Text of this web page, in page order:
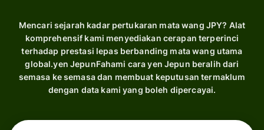
Mencari sejarah kadar pertukaran mata wang JPY? Alat
komprehensif kami menyediakan cerapan terperinci
terhadap prestasi lepas berbanding mata wang utama
global.yen JepunFahami cara yen Jepun beralih dari
semasa ke semasa dan membuat keputusan termaklum
dengan data kami yang boleh dipercayai.